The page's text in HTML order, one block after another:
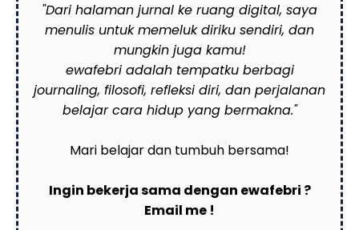
"Dari halaman jurnal ke ruang digital, saya
menulis untuk memeluk diriku sendiri, dan
mungkin juga kamu!
ewafebri adalah tempatku berbagi
journaling, filosofi, refleksi diri, dan perjalanan
belajar cara hidup yang bermakna."
Mari belajar dan tumbuh bersama!
Ingin bekerja sama dengan ewafebri ?
Email me !